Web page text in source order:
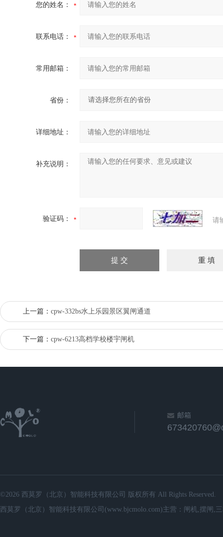
您的姓名：
联系电话：
常用邮箱：
省份：
详细地址：
补充说明：
验证码： 请
上一篇： cpw-332bs水上乐园景区翼闸通道
下一篇： cpw-6213高档学校楼宇闸机
邮箱
©2026 西莫罗（北京）智能科技有限公司 版权所有 All Rights Reserved.
西莫罗（北京）智能科技有限公司(www.bjcmolo.com)主营：闸机,摆闸,